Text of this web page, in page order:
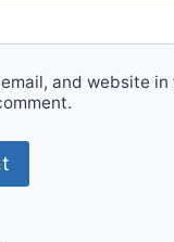
and website